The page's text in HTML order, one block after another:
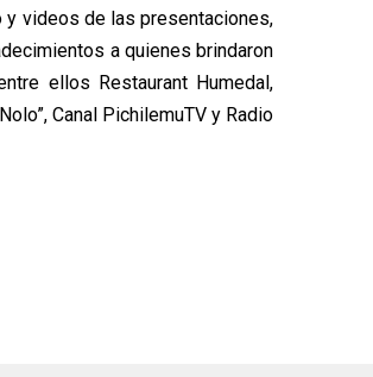
videos de las presentaciones,
a quienes brindaron
ellos Restaurant Humedal,
Canal PichilemuTV y Radio